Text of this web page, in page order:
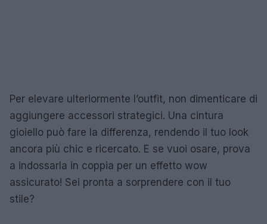
Per elevare ulteriormente l’outfit, non dimenticare di
aggiungere accessori strategici. Una cintura
gioiello può fare la differenza, rendendo il tuo look
ancora più chic e ricercato. E se vuoi osare, prova
a indossarla in coppia per un effetto wow
assicurato! Sei pronta a sorprendere con il tuo
stile?